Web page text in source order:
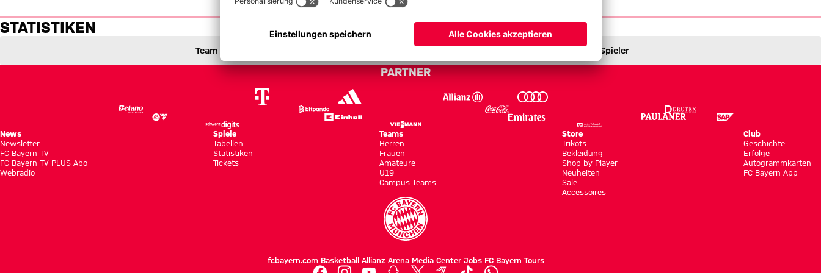
2 zu 1
2 : 1
Statistiken: Hertha BSC vs. FC Bayern - Bundesliga 08/09
STATISTIKEN
Team Spieler
PARTNER
News
Newsletter
FC Bayern TV
FC Bayern TV PLUS Abo
Webradio
Spiele
Tabellen
Statistiken
Tickets
Teams
Herren
Frauen
Amateure
U19
Campus Teams
Store
Trikots
Bekleidung
Shop by Player
Neuheiten
Sale
Accessoires
Club
Geschichte
Erfolge
Autogrammkarten
FC Bayern App
fcbayern.com Basketball Allianz Arena Media Center Jobs FC Bayern Tours